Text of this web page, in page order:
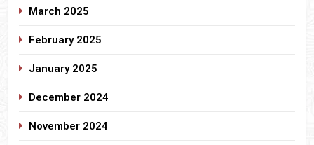
March 2025
February 2025
January 2025
December 2024
November 2024